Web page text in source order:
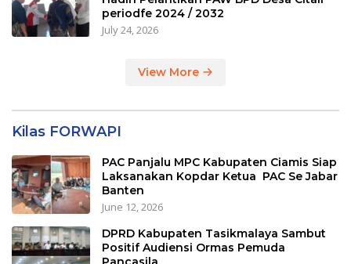
periodfe 2024 / 2032
July 24, 2026
View More
Kilas FORWAPI
PAC Panjalu MPC Kabupaten Ciamis Siap
Laksanakan Kopdar Ketua PAC Se Jabar
Banten
June 12, 2026
DPRD Kabupaten Tasikmalaya Sambut
Positif Audiensi Ormas Pemuda